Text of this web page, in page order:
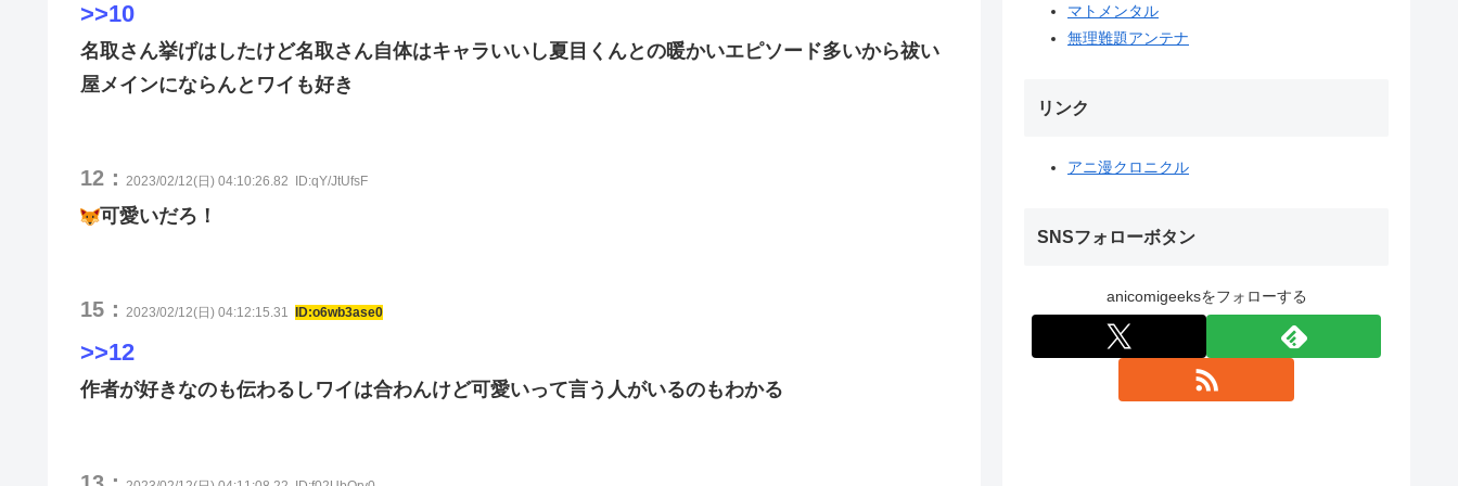
>>10
名取さん挙げはしたけど名取さん自体はキャラいいし夏目くんとの暖かいエピソード多いから祓い
屋メインにならんとワイも好き
12： 2023/02/12(日) 04:10:26.82 ID:qY/JtUfsF
可愛いだろ！
15： 2023/02/12(日) 04:12:15.31 ID:o6wb3ase0
>>12
作者が好きなのも伝わるしワイは合わんけど可愛いって言う人がいるのもわかる
マトメンタル
無理難題アンテナ
リンク
アニ漫クロニクル
SNSフォローボタン
anicomigeeksをフォローする